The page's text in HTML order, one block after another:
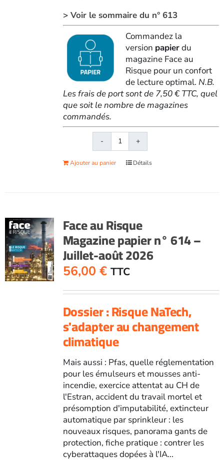
> Voir le sommaire du n° 613
Commandez la
version papierdu
magazine Face au
Risque pour un confort
de lecture optimal. N.B.
Les frais de port sont de 7,50 € TTC, quel
que soit le nombre de magazines
commandés.
quantité
de
Face
613
-
Mai-
juin
2026
Ajouter au panier Détails
Face au Risque
Magazine papier n° 614 –
Juillet-août 2026
56,00 € TTC
Dossier : Risque NaTech,
s'adapter au changement
climatique
Mais aussi : Pfas, quelle réglementation
pour les émulseurs et mousses anti-
incendie, exercice attentat au CH de
l'Estran, accident du travail mortel et
présomption d'imputabilité, extincteur
automatique par sprinkleur : les
nouveaux risques, panorama gants de
protection, fiche pratique : contrer les
cyberattaques dopées à l'IA...